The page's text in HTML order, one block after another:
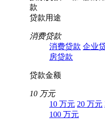
款
贷款用途
消费贷款
消费贷款 企业
房贷款
贷款金额
10 万元
10 万元 20 万元
100 万元